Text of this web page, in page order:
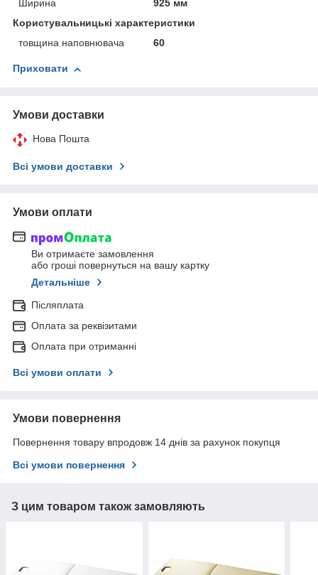
Ширина
925 мм
Користувальницькі характеристики
товщина наповнювача
60
Приховати
Умови доставки
Нова Пошта
Всі умови доставки
Умови оплати
Ви отримаєте замовлення
або гроші повернуться на вашу картку
Детальніше
Післяплата
Оплата за реквізитами
Оплата при отриманні
Всі умови оплати
Умови повернення
Повернення товару впродовж 14 днів за рахунок покупця
Всі умови повернення
З цим товаром також замовляють